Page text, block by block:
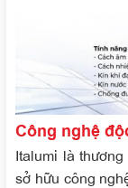
Công nghệ
Italumi là
sở hữu công